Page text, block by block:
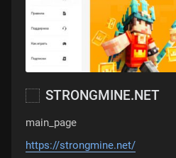
STRONGMINE.NET
main_page
https://strongmine.net/